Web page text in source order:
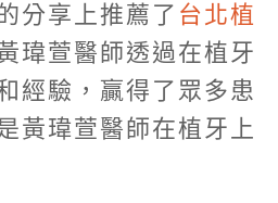
分享上推薦了 台北植
瑋萱醫師透過在植牙
經驗，贏得了眾多患
黃瑋萱醫師在植牙上